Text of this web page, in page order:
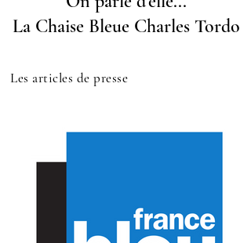
La Chaise Bleue Charles Tordo
Les articles de presse